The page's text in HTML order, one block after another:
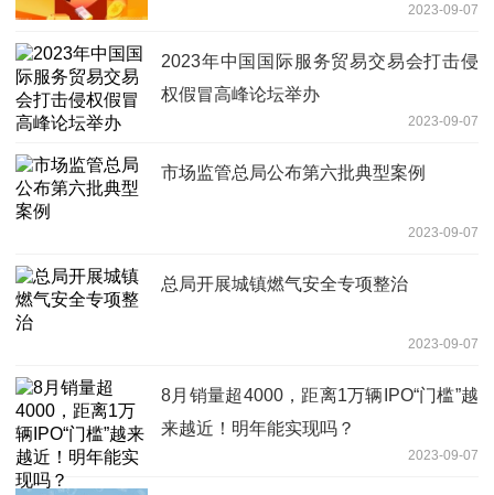
2023-09-07
2023年中国国际服务贸易交易会打击侵
权假冒高峰论坛举办
2023-09-07
市场监管总局公布第六批典型案例
2023-09-07
总局开展城镇燃气安全专项整治
2023-09-07
8月销量超4000，距离1万辆IPO“门槛”越
来越近！明年能实现吗？
2023-09-07